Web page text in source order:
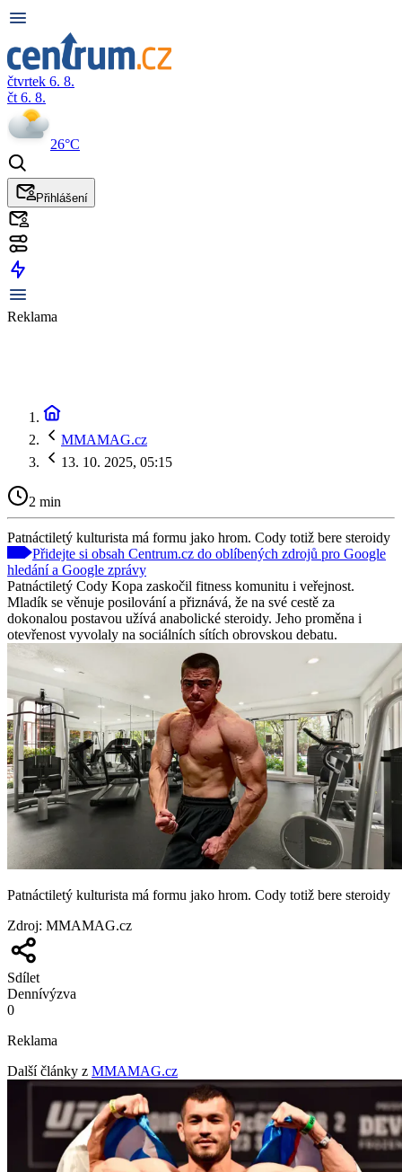
čtvrtek 6. 8.
čt 6. 8.
26°C
Přihlášení
Reklama
MMAMAG.cz
13. 10. 2025, 05:15
2 min
Patnáctiletý kulturista má formu jako hrom. Cody totiž bere steroidy
Přidejte si obsah Centrum.cz do oblíbených zdrojů pro Google
hledání a Google zprávy
Patnáctiletý Cody Kopa zaskočil fitness komunitu i veřejnost.
Mladík se věnuje posilování a přiznává, že na své cestě za
dokonalou postavou užívá anabolické steroidy. Jeho proměna i
otevřenost vyvolaly na sociálních sítích obrovskou debatu.
Patnáctiletý kulturista má formu jako hrom. Cody totiž bere steroidy
Zdroj: MMAMAG.cz
Sdílet
Dennívýzva
0
Reklama
Další články z MMAMAG.cz